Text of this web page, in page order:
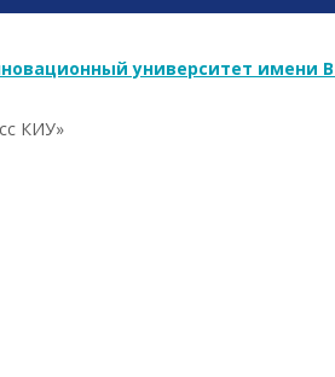
университет имени
КИУ»